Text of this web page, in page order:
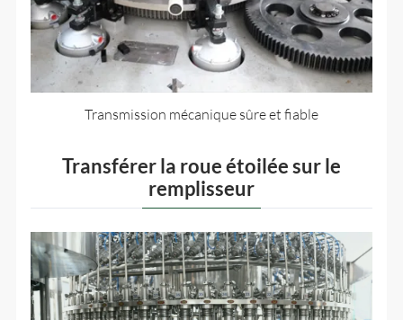
Transmission mécanique sûre et fiable
Transférer la roue étoilée sur le
remplisseur